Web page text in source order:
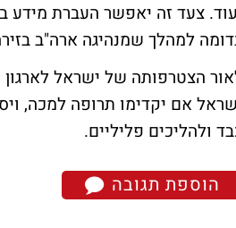
צעד זה יאפשר העברת מידע
למהלך שמנהיגה ארה"ב
אם יקדימו תרופה למכה,
ולהליכים פליליים.
הוספת תגובה